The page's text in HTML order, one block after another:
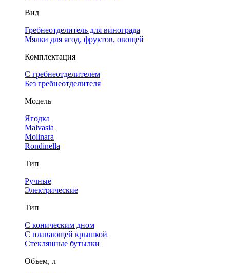
Вид
Гребнеотделитель для винограда
Мялки для ягод, фруктов, овощей
Комплектация
С гребнеотделителем
Без гребнеотделителя
Модель
Ягодка
Malvasia
Molinara
Rondinella
Тип
Ручные
Электрические
Тип
С коническим дном
С плавающей крышкой
Стеклянные бутылки
Объем, л